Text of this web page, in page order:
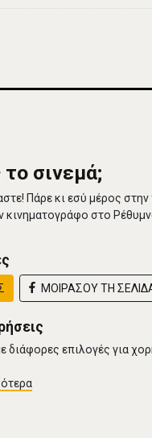
σινεμά;
Πάρε κι εσύ μέρος
κινηματογράφο στο
ΜΟΙΡΑΣΟΥ ΤΗ
διάφορες επιλογές για